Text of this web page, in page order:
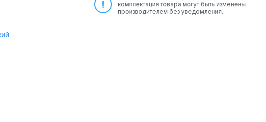
комплектация товара могут быть изменены
производителем без уведомления.